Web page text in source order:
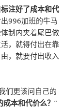
注好了成本和代
996加班的牛马
制内夹着尾巴做
，就得付出在靠
，就要付出收入
们更该问自己的
成本和代价么？”